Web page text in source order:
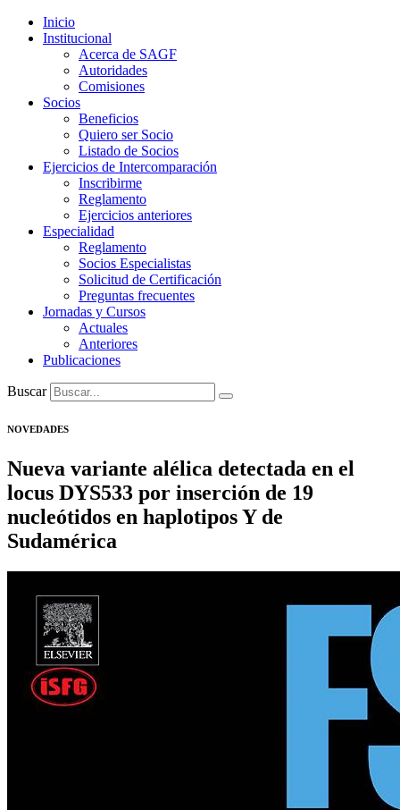
Inicio
Institucional
Acerca de SAGF
Autoridades
Comisiones
Socios
Beneficios
Quiero ser Socio
Listado de Socios
Ejercicios de Intercomparación
Inscribirme
Reglamento
Ejercicios anteriores
Especialidad
Reglamento
Socios Especialistas
Solicitud de Certificación
Preguntas frecuentes
Jornadas y Cursos
Actuales
Anteriores
Publicaciones
Buscar
NOVEDADES
Nueva variante alélica detectada en el
locus DYS533 por inserción de 19
nucleótidos en haplotipos Y de
Sudamérica